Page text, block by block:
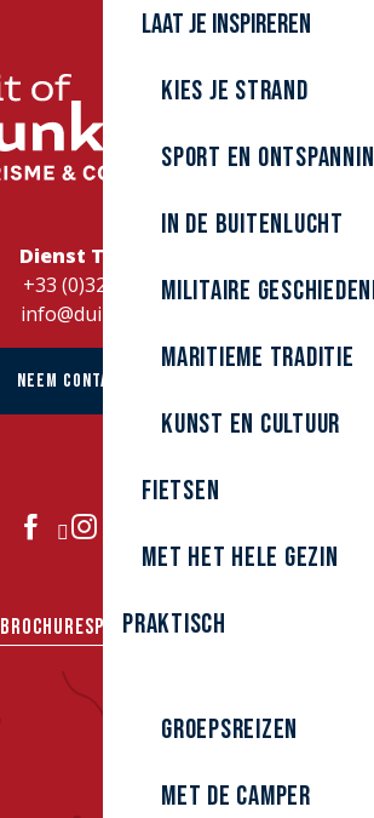
Laat je inspireren
Kies je strand
Sport en
In de buitenlucht
Militaire
Maritieme traditie
kunst en cultuur
Fietsen
Met het hele gezin
Praktisch
Groepsreizen
Met de camper
Dienst Toerisme
+33 (0)328262728
info@duinkerke.fr
NEEM CONTACT OP MET
BROCHURESPERSGROEPEN